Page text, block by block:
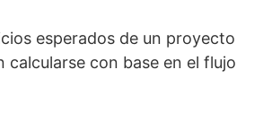
esperados de un proyecto
calcularse con base en el flujo